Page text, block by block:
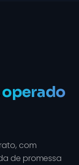
operado
com
de promessa